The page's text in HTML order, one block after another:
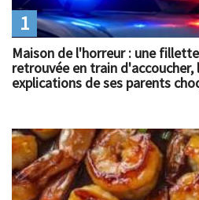
Maison de l'horreur : une
retrouvée en train d'accoucher,
explications de ses parents
1